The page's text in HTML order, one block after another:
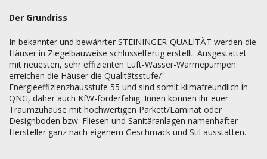
Der Grundriss
In bekannter und bewährter STEININGER-QUALITÄT werden die
Häuser in Ziegelbauweise schlüsselfertig erstellt. Ausgestattet
mit neuesten, sehr effizienten Luft-Wasser-Wärmepumpen
erreichen die Häuser die Qualitätsstufe/
Energieeffizienzhausstufe 55 und sind somit klimafreundlich in
QNG, daher auch KfW-förderfähig. Innen können ihr euer
Traumzuhause mit hochwertigen Parkett/Laminat oder
Designboden bzw. Fliesen und Sanitäranlagen namenhafter
Hersteller ganz nach eigenem Geschmack und Stil ausstatten.